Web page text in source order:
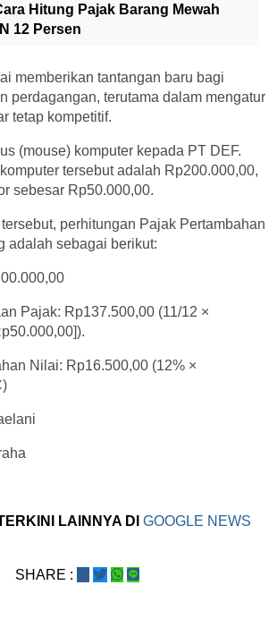
Hitung Pajak Barang Mewah
12 Persen
memberikan tantangan baru bagi
perdagangan, terutama dalam mengatur
tetap kompetitif.
(mouse) komputer kepada PT DEF.
tersebut adalah Rp200.000,00,
sebesar Rp50.000,00.
perhitungan Pajak Pertambahan
adalah sebagai berikut:
Pajak: Rp137.500,00 (11/12 ×
Nilai: Rp16.500,00 (12% ×
LAINNYA DI GOOGLE NEWS
SHARE :